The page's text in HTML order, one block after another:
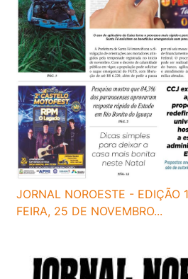
JORNAL NOROESTE - EDIÇÃO
FEIRA, 25 DE NOVEMBRO...